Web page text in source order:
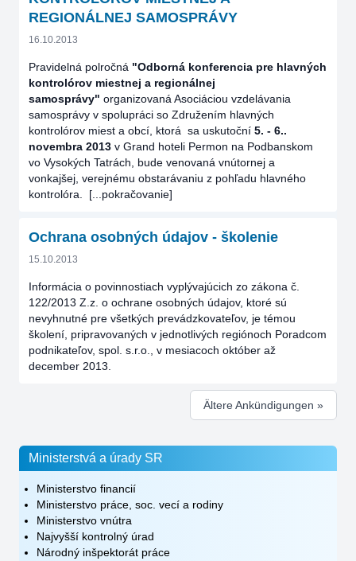
Ministerstvá a úrady SR
Ministerstvo financií
Ministerstvo práce, soc. vecí a rodiny
Ministerstvo vnútra
Najvyšší kontrolný úrad
Národný inšpektorát práce
REGIONÁLNEJ SAMOSPRÁVY
16.10.2013
Pravidelná polročná "Odborná konferencia pre hlavných
kontrolórov miestnej a regionálnej
samosprávy" organizovaná Asociáciou vzdelávania
samosprávy v spolupráci so Združením hlavných
kontrolórov miest a obcí, ktorá sa uskutoční 5. - 6..
novembra 2013 v Grand hoteli Permon na Podbanskom
vo Vysokých Tatrách, bude venovaná vnútornej a
vonkajšej, verejnému obstarávaniu z pohľadu hlavného
kontrolóra.
[...pokračovanie]
Ochrana osobných údajov - školenie
15.10.2013
Informácia o povinnostiach vyplývajúcich zo zákona č.
122/2013 Z.z. o ochrane osobných údajov, ktoré sú
nevyhnutné pre všetkých prevádzkovateľov, je témou
školení, pripravovaných v jednotlivých regiónoch Poradcom
podnikateľov, spol. s.r.o., v mesiacoch október až
december 2013.
Ältere Ankündigungen »